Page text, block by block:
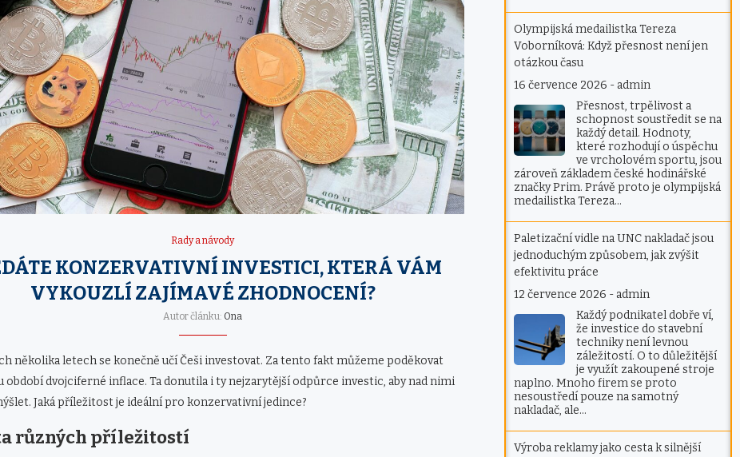
Rady a návody
KONZERVATIVNÍ INVESTICI, KTERÁ VÁM
VYKOUZLÍ ZAJÍMAVÉ ZHODNOCENÍ?
Autor článku: Ona
několika letech se konečně učí Češi investovat. Za tento fakt můžeme poděkovat
období dvojciferné inflace. Ta donutila i ty nejzarytější odpůrce investic, aby nad nimi
Jaká příležitost je ideální pro konzervativní jedince?
různých příležitostí
Olympijská medailistka Tereza
Voborníková: Když přesnost není jen
otázkou času
16 července 2026 - admin
Přesnost, trpělivost a
schopnost soustředit se na
každý detail. Hodnoty,
které rozhodují o úspěchu
ve vrcholovém sportu, jsou
zároveň základem české hodinářské
značky Prim. Právě proto je olympijská
medailistka Tereza…
Paletizační vidle na UNC nakladač jsou
jednoduchým způsobem, jak zvýšit
efektivitu práce
12 července 2026 - admin
Každý podnikatel dobře ví,
že investice do stavební
techniky není levnou
záležitostí. O to důležitější
je využít zakoupené stroje
naplno. Mnoho firem se proto
nesoustředí pouze na samotný
nakladač, ale…
Výroba reklamy jako cesta k silnější